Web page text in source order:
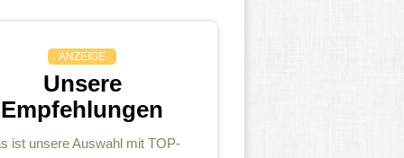
ANZEIGE
Unsere
Empfehlungen
ist unsere Auswahl mit TOP-